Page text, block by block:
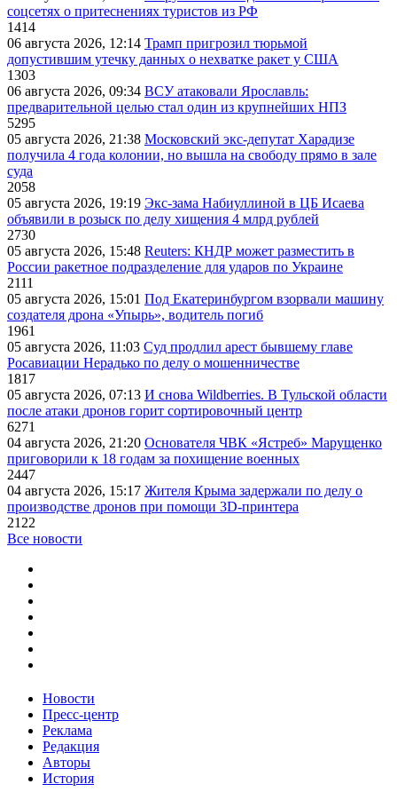
соцсетях о притеснениях туристов из РФ
1414
06 августа 2026, 12:14 Трамп пригрозил тюрьмой
допустившим утечку данных о нехватке ракет у США
1303
06 августа 2026, 09:34 ВСУ атаковали Ярославль:
предварительной целью стал один из крупнейших НПЗ
5295
05 августа 2026, 21:38 Московский экс-депутат Харадизе
получила 4 года колонии, но вышла на свободу прямо в зале
суда
2058
05 августа 2026, 19:19 Экс-зама Набиуллиной в ЦБ Исаева
объявили в розыск по делу хищения 4 млрд рублей
2730
05 августа 2026, 15:48 Reuters: КНДР может разместить в
России ракетное подразделение для ударов по Украине
2111
05 августа 2026, 15:01 Под Екатеринбургом взорвали машину
создателя дрона «Упырь», водитель погиб
1961
05 августа 2026, 11:03 Суд продлил арест бывшему главе
Росавиации Нерадько по делу о мошенничестве
1817
05 августа 2026, 07:13 И снова Wildberries. В Тульской области
после атаки дронов горит сортировочный центр
6271
04 августа 2026, 21:20 Основателя ЧВК «Ястреб» Марущенко
приговорили к 18 годам за похищение военных
2447
04 августа 2026, 15:17 Жителя Крыма задержали по делу о
производстве дронов при помощи 3D‑принтера
2122
Все новости
Новости
Пресс-центр
Реклама
Редакция
Авторы
История